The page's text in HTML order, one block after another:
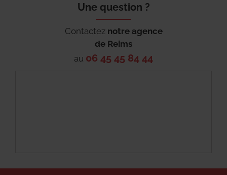
Une question ?
Contactez notre agence
de Reims
au 06 45 45 84 44